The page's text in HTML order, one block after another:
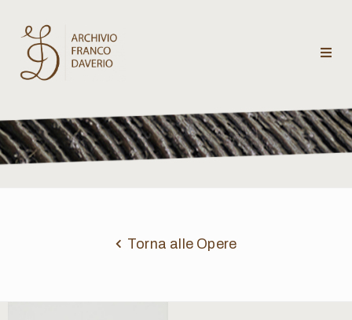
Archivio
Franco
Daverio
critici
Torna alle Opere